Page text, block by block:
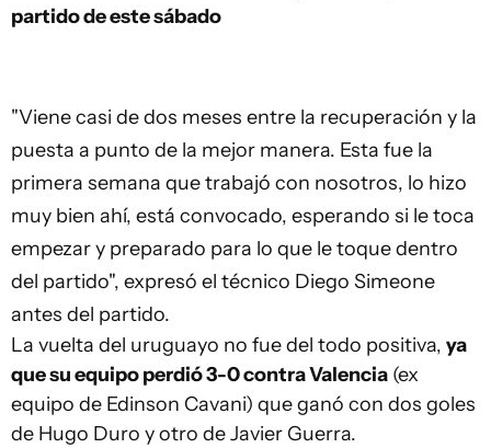
partido de este sábado
"Viene casi de dos meses entre la recuperación y la
puesta a punto de la mejor manera. Esta fue la
primera semana que trabajó con nosotros, lo hizo
muy bien ahí, está convocado, esperando si le toca
empezar y preparado para lo que le toque dentro
del partido", expresó el técnico Diego Simeone
antes del partido.
La vuelta del uruguayo no fue del todo positiva, ya
que su equipo perdió 3-0 contra Valencia (ex
equipo de Edinson Cavani) que ganó con dos goles
de Hugo Duro y otro de Javier Guerra.